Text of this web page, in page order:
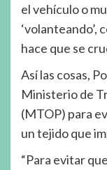
el vehículo o
‘volanteando’,
hace que se
Así las cosas,
Ministerio de
(MTOP) para
un tejido que
“Para evitar